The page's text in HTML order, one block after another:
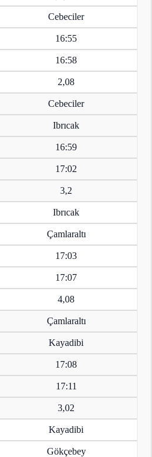
Cebeciler
16:55
16:58
2,08
Cebeciler
Ibrıcak
16:59
17:02
3,2
Ibrıcak
Çamlaraltı
17:03
17:07
4,08
Çamlaraltı
Kayadibi
17:08
17:11
3,02
Kayadibi
Gökçebey